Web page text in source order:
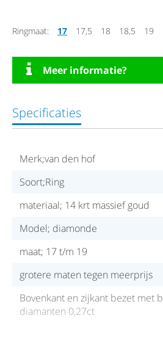
Ringmaat: 17 17,5 18 18,5 19
Meer informatie?
Specificaties
Merk;van den hof
Soort;Ring
materiaal; 14 krt massief goud
Model; diamonde
maat; 17 t/m 19
grotere maten tegen meerprijs
Bovenkant en zijkant bezet met
diamanten 0,27ct